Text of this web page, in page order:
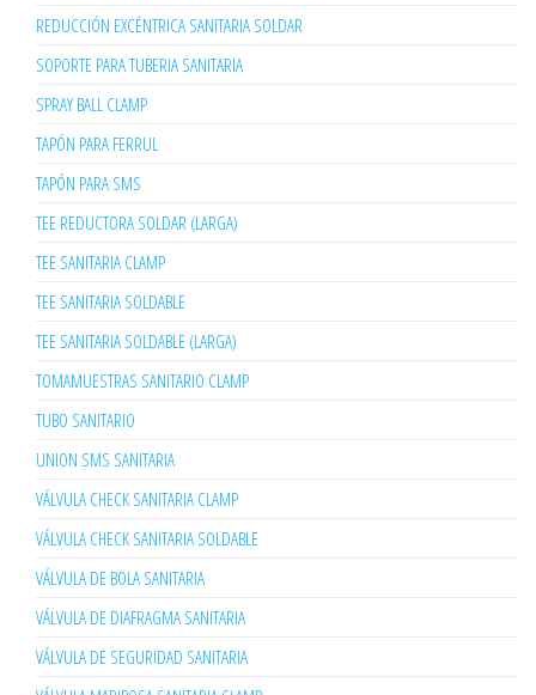
REDUCCIÓN EXCÉNTRICA SANITARIA SOLDAR
SOPORTE PARA TUBERIA SANITARIA
SPRAY BALL CLAMP
TAPÓN PARA FERRUL
TAPÓN PARA SMS
TEE REDUCTORA SOLDAR (LARGA)
TEE SANITARIA CLAMP
TEE SANITARIA SOLDABLE
TEE SANITARIA SOLDABLE (LARGA)
TOMAMUESTRAS SANITARIO CLAMP
TUBO SANITARIO
UNION SMS SANITARIA
VÁLVULA CHECK SANITARIA CLAMP
VÁLVULA CHECK SANITARIA SOLDABLE
VÁLVULA DE BOLA SANITARIA
VÁLVULA DE DIAFRAGMA SANITARIA
VÁLVULA DE SEGURIDAD SANITARIA